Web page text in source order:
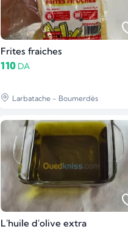
Frites fraiches
110 DA
Larbatache - Boumerdès
L'huile d'olive extra